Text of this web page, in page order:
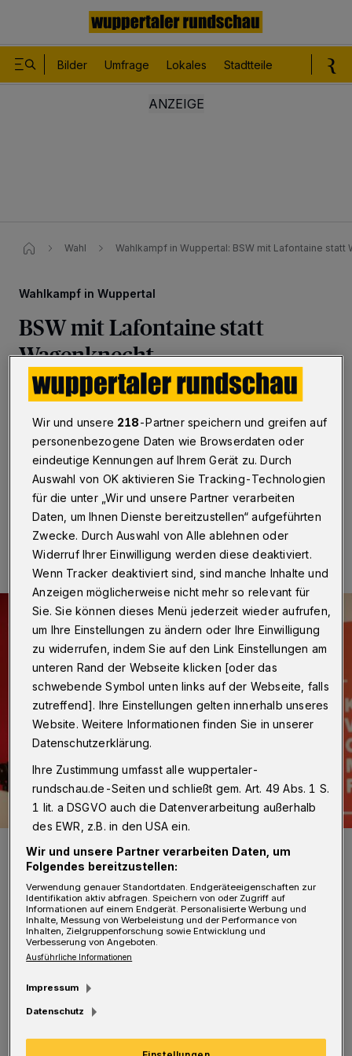
Bilder Umfrage Lokales Stadtteile
Wahl Wahlkampf in Wuppertal: BSW mit Lafontaine statt
Wahlkampf in Wuppertal
BSW mit Lafontaine statt
Wagenknecht
Wuppertal·Die Wahlkampfveranstaltung des
Donnerstagabend (6. Februar 2025) in Wuppertal fand
ohne die Spitzen- und Kanzlerkandidatin statt.
Stattdessen reiste Oskar Lafontaine an.
06.02.2025 , 18:05 Uhr Eine Minute Lesezeit
Elberfeld.
Foto: Christoph Petersen
K
Uhr in der Alten Papierfabrik an der
Friedrich-Ebert-Straße 130 in Elberfeld, in die
mehrere hundert Zuhörerinnen und Zuhörer
Wir und unsere 218-Partner speichern und greifen auf
personenbezogene Daten wie Browserdaten oder
eindeutige Kennungen auf Ihrem Gerät zu. Durch
Auswahl von OK aktivieren Sie Tracking-Technologien
für die unter „Wir und unsere Partner verarbeiten
Daten, um Ihnen Dienste bereitzustellen“ aufgeführten
Zwecke. Durch Auswahl von Alle ablehnen oder
Widerruf Ihrer Einwilligung werden diese deaktiviert.
Wenn Tracker deaktiviert sind, sind manche Inhalte und
Anzeigen möglicherweise nicht mehr so relevant für
Sie. Sie können dieses Menü jederzeit wieder aufrufen,
um Ihre Einstellungen zu ändern oder Ihre Einwilligung
zu widerrufen, indem Sie auf den Link Einstellungen am
unteren Rand der Webseite klicken [oder das
schwebende Symbol unten links auf der Webseite, falls
zutreffend]. Ihre Einstellungen gelten innerhalb unseres
Website. Weitere Informationen finden Sie in unserer
Datenschutzerklärung.
Ihre Zustimmung umfasst alle wuppertaler-
rundschau.de-Seiten und schließt gem. Art. 49 Abs. 1 S.
1 lit. a DSGVO auch die Datenverarbeitung außerhalb
des EWR, z.B. in den USA ein.
Wir und unsere Partner verarbeiten Daten, um
Folgendes bereitzustellen:
Verwendung genauer Standortdaten. Endgeräteeigenschaften zur
Identifikation aktiv abfragen. Speichern von oder Zugriff auf
Informationen auf einem Endgerät. Personalisierte Werbung und
Inhalte, Messung von Werbeleistung und der Performance von
Inhalten, Zielgruppenforschung sowie Entwicklung und
Verbesserung von Angeboten.
Ausführliche Informationen
Impressum
Datenschutz